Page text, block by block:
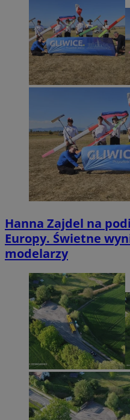
Hanna Zajdel na
Europy. Świetne
modelarzy